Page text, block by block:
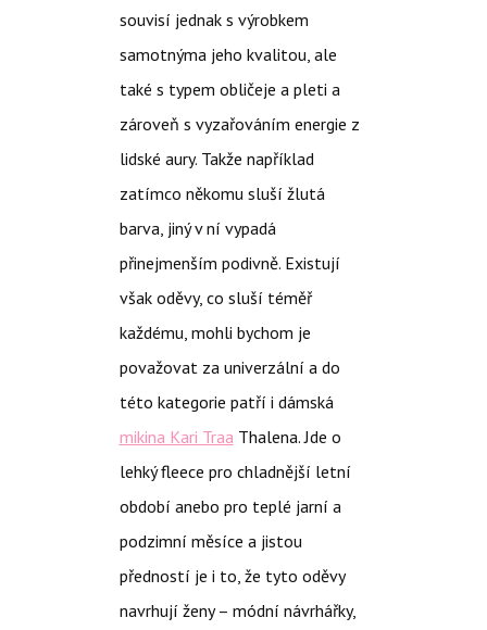
souvisí jednak s výrobkem
samotnýma jeho kvalitou, ale
také s typem obličeje a pleti a
zároveň s vyzařováním energie z
lidské aury. Takže například
zatímco někomu sluší žlutá
barva, jiný v ní vypadá
přinejmenším podivně. Existují
však oděvy, co sluší téměř
každému, mohli bychom je
považovat za univerzální a do
této kategorie patří i dámská
mikina Kari Traa Thalena. Jde o
lehký fleece pro chladnější letní
období anebo pro teplé jarní a
podzimní měsíce a jistou
předností je i to, že tyto oděvy
navrhují ženy – módní návrhářky,